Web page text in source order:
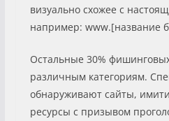
визуально схожее с
например: www.[название
Остальные 30%
различным категориям.
обнаруживают сайты,
ресурсы с призывом